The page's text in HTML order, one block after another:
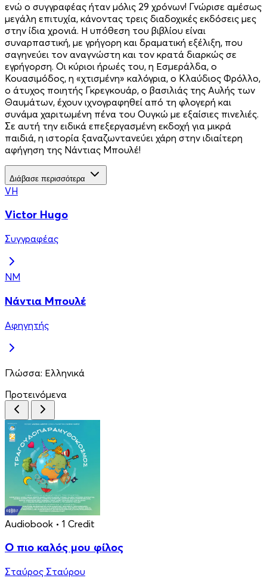
ενώ ο συγγραφέας ήταν μόλις 29 χρόνων! Γνώρισε αμέσως
μεγάλη επιτυχία, κάνοντας τρεις διαδοχικές εκδόσεις μες
στην ίδια χρονιά. Η υπόθεση του βιβλίου είναι
συναρπαστική, με γρήγορη και δραματική εξέλιξη, που
σαγηνεύει τον αναγνώστη και τον κρατά διαρκώς σε
εγρήγορση. Οι κύριοι ήρωές του, η Εσμεράλδα, ο
Κουασιμόδος, η «χτισμένη» καλόγρια, ο Κλαύδιος Φρόλλο,
ο άτυχος ποιητής Γκρεγκουάρ, ο βασιλιάς της Αυλής των
Θαυμάτων, έχουν ιχνογραφηθεί από τη φλογερή και
συνάμα χαριτωμένη πένα του Ουγκώ με εξαίσιες πινελιές.
Σε αυτή την ειδικά επεξεργασμένη εκδοχή για μικρά
παιδιά, η ιστορία ξαναζωντανεύει χάρη στην ιδιαίτερη
αφήγηση της Νάντιας Μπουλέ!
Διάβασε περισσότερα
VH
Victor Hugo
Συγγραφέας
ΝΜ
Νάντια Μπουλέ
Αφηγητής
Γλώσσα: Ελληνικά
Προτεινόμενα
Audiobook • 1 Credit
Ο πιο καλός μου φίλος
Σταύρος Σταύρου